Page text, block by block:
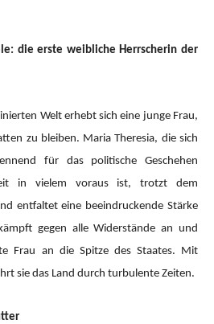
die erste weibliche Herrscherin der
Welt erhebt sich eine junge Frau,
zu bleiben. Maria Theresia, die sich
für das politische Geschehen
in vielem voraus ist, trotzt dem
entfaltet eine beeindruckende Stärke
gegen alle Widerstände an und
Frau an die Spitze des Staates. Mit
sie das Land durch turbulente Zeiten.